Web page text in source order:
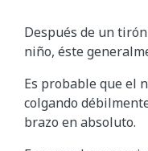
Después de un
niño, éste
Es probable que el
colgando
brazo en absoluto.